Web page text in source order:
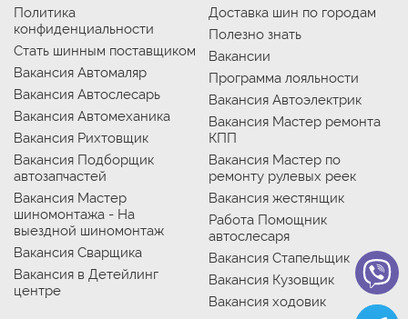
Политика
конфиденциальности
Стать шинным поставщиком
Вакансия Автомаляр
Вакансия Автослесарь
Вакансия Автомеханика
Вакансия Рихтовщик
Вакансия Подборщик
автозапчастей
Вакансия Мастер
шиномонтажа - На
выездной шиномонтаж
Вакансия Сварщика
Вакансия в Детейлинг
центре
Доставка шин по городам
Полезно знать
Вакансии
Программа лояльности
Вакансия Автоэлектрик
Вакансия Мастер ремонта
КПП
Вакансия Мастер по
ремонту рулевых реек
Вакансия жестянщик
Работа Помощник
автослесаря
Вакансия Стапельщик
Вакансия Кузовщик
Вакансия ходовик